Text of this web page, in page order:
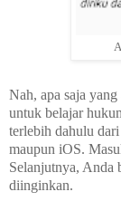
Nah, apa saja
untuk belajar
terlebih dahulu
maupun iOS.
Selanjutnya, Anda
diinginkan.